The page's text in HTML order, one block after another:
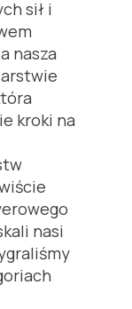
sił i
nasza
kroki na
nasi